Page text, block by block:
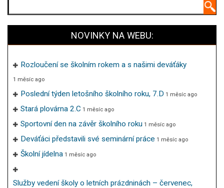
NOVINKY NA WEBU:
Rozloučení se školním rokem a s našimi deváťáky
1 měsíc ago
Poslední týden letošního školního roku, 7.D 1 měsíc ago
Stará plovárna 2.C 1 měsíc ago
Sportovní den na závěr školního roku 1 měsíc ago
Deváťáci představili své seminární práce 1 měsíc ago
Školní jídelna 1 měsíc ago
Služby vedení školy o letních prázdninách – červenec,